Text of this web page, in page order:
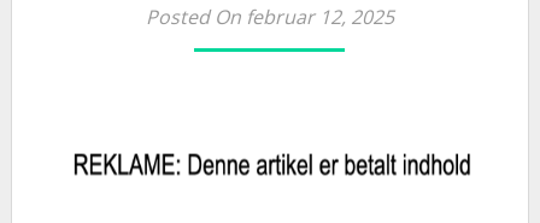
Posted On februar 12, 2025